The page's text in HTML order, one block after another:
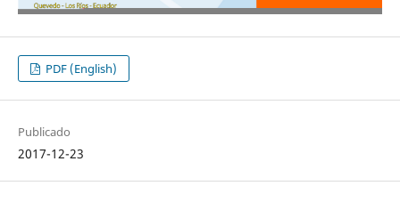
PDF (English)
Publicado
2017-12-23